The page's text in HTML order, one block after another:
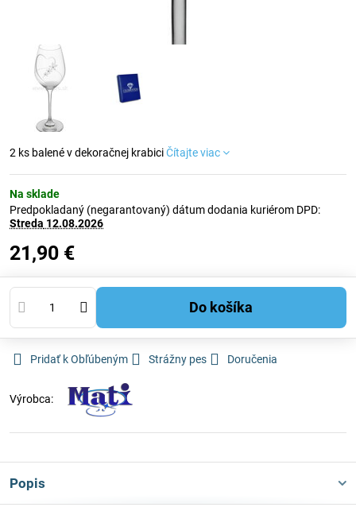
2 ks balené v dekoračnej krabiciČítajte viac
Na sklade
Predpokladaný (negarantovaný) dátum dodania kuriérom DPD:
Streda 12.08.2026
21,90 €
Do košíka
Pridať k Obľúbeným Strážny pes Doručenia
Výrobca:
Popis